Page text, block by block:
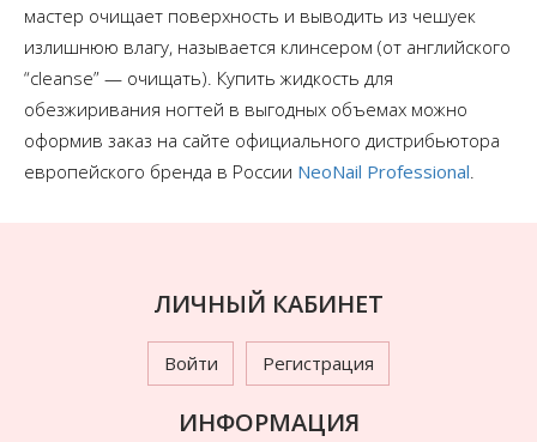
мастер очищает поверхность и выводить из чешуек
излишнюю влагу, называется клинсером (от английского
“cleanse” — очищать). Купить жидкость для
обезжиривания ногтей в выгодных объемах можно
оформив заказ на сайте официального дистрибьютора
европейского бренда в России NeoNail Professional.
ЛИЧНЫЙ КАБИНЕТ
Войти Регистрация
ИНФОРМАЦИЯ